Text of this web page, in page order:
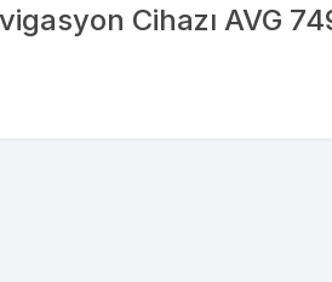
Cihazı AVG